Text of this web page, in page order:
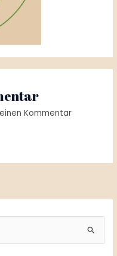
Kommentar